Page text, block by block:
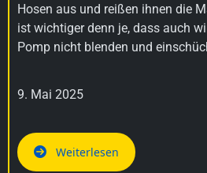
Hosen aus und reißen ihnen die
ist wichtiger denn je, dass auch
Pomp nicht blenden und
9. Mai 2025
Weiterlesen